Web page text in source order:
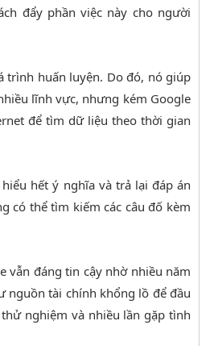
đẩy phần việc này cho người
trình huấn luyện. Do đó, nó giúp
lĩnh vực, nhưng kém Google
để tìm dữ liệu theo thời gian
hết ý nghĩa và trả lại đáp án
có thể tìm kiếm các câu đố kèm
vẫn đáng tin cậy nhờ nhiều năm
nguồn tài chính khổng lồ để đầu
nghiệm và nhiều lần gặp tình